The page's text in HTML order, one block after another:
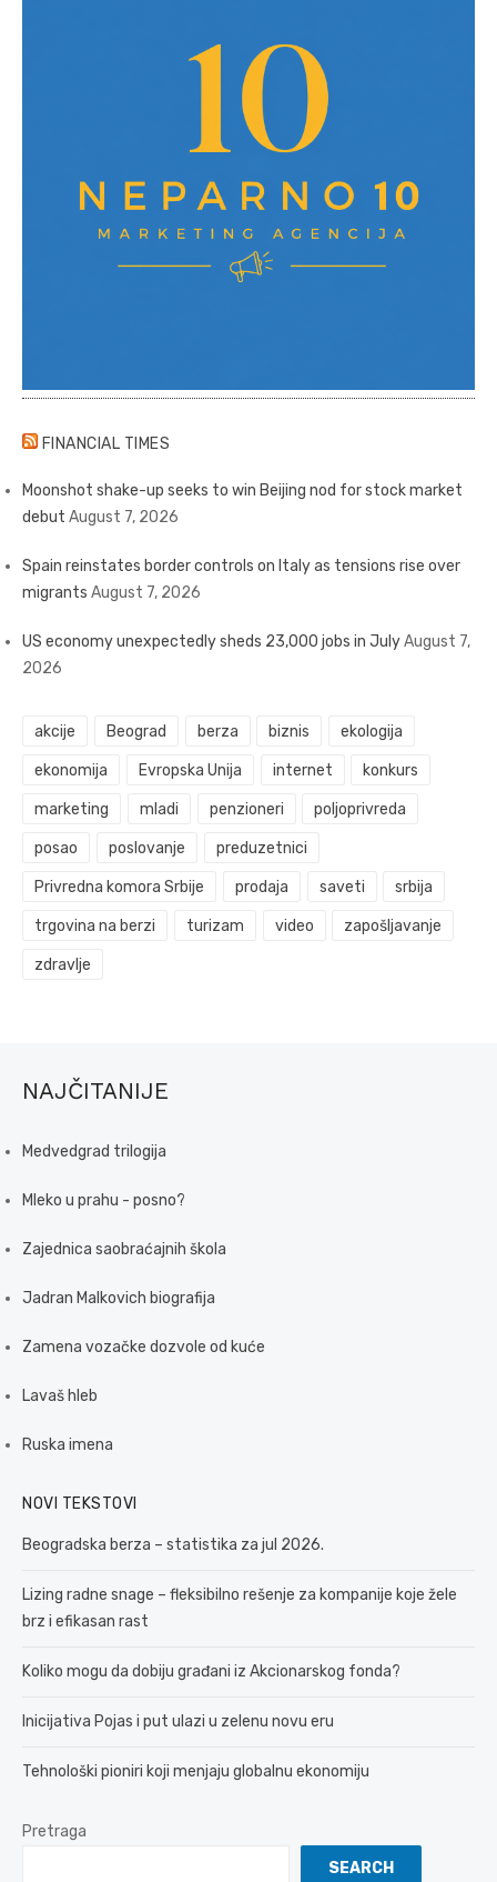
FINANCIAL TIMES
Moonshot shake-up seeks to win Beijing nod for stock market
debut August 7, 2026
Spain reinstates border controls on Italy as tensions rise over
migrants August 7, 2026
US economy unexpectedly sheds 23,000 jobs in JulyAugust 7,
2026
akcije Beograd berza biznis ekologija
ekonomija Evropska Unija internet konkurs
marketing mladi penzioneri poljoprivreda
posao poslovanje preduzetnici
Privredna komora Srbije prodaja saveti srbija
trgovina na berzi turizam video zapošljavanje
zdravlje
NAJČITANIJE
Medvedgrad trilogija
Mleko u prahu - posno?
Zajednica saobraćajnih škola
Jadran Malkovich biografija
Zamena vozačke dozvole od kuće
Lavaš hleb
Ruska imena
NOVI TEKSTOVI
Beogradska berza – statistika za jul 2026.
Lizing radne snage – fleksibilno rešenje za kompanije koje žele
brz i efikasan rast
Koliko mogu da dobiju građani iz Akcionarskog fonda?
Inicijativa Pojas i put ulazi u zelenu novu eru
Tehnološki pioniri koji menjaju globalnu ekonomiju
Pretraga
SEARCH